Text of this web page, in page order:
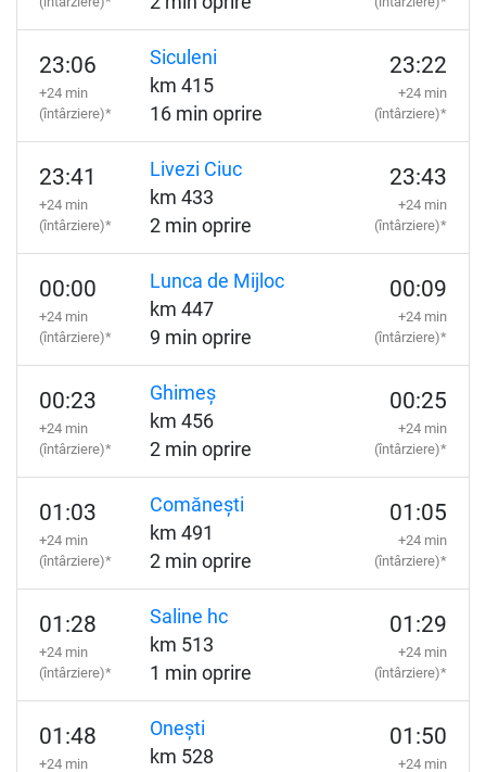
23:06
+24 min
(întârziere)*
Siculeni
km 415
16 min oprire
23:22
+24 min
(întârziere)*
23:41
+24 min
(întârziere)*
Livezi Ciuc
km 433
2 min oprire
23:43
+24 min
(întârziere)*
00:00
+24 min
(întârziere)*
Lunca de Mijloc
km 447
9 min oprire
00:09
+24 min
(întârziere)*
00:23
+24 min
(întârziere)*
Ghimeș
km 456
2 min oprire
00:25
+24 min
(întârziere)*
01:03
+24 min
(întârziere)*
Comănești
km 491
2 min oprire
01:05
+24 min
(întârziere)*
01:28
+24 min
(întârziere)*
Saline hc
km 513
1 min oprire
01:29
+24 min
(întârziere)*
01:48
+24 min
Onești
km 528
01:50
+24 min